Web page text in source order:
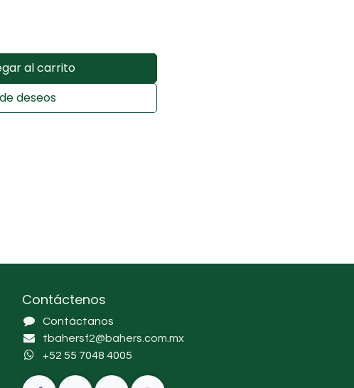
al carrito
deseos
Contáctenos
Contáctanos
tbahersf2@bahers.com.mx
+52 55 7048 4005